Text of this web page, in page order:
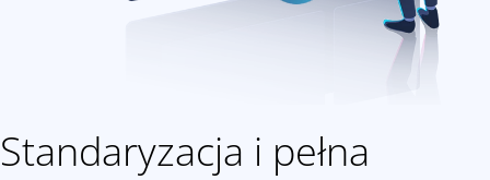
Standaryzacja i pełna